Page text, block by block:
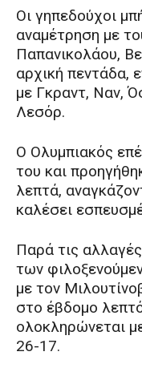
Οι γηπεδούχοι
αναμέτρηση με
Παπανικολάου,
αρχική πεντάδα,
με Γκραντ, Ναν,
Λεσόρ.
Ο Ολυμπιακός
του και
λεπτά,
καλέσει
Παρά τις
των
με τον
στο έβδομο
ολοκληρώνεται
26-17.